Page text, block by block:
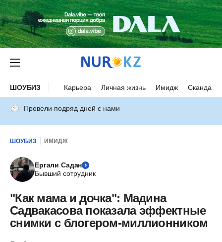
ШОУБИЗ Карьера Личная жизнь Имидж Скандалы
Провели подряд дней с нами
ШОУБИЗ ИМИДЖ
Ергали Садан
Бывший сотрудник
"Как мама и дочка": Мадина
Садвакасова показала эффектные
снимки с блогером-миллионником